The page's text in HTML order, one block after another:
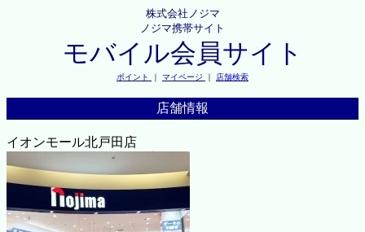
株式会社ノジマ
ノジマ携帯サイト
モバイル会員サイト
ポイント ｜ マイページ ｜ 店舗検索
店舗情報
イオンモール北戸田店